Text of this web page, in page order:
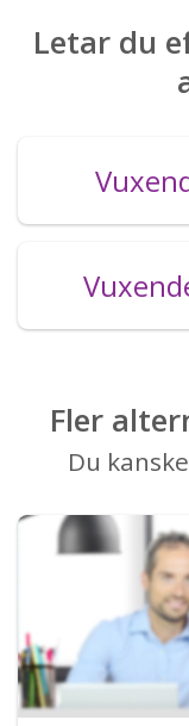
Letar du
Fler
Du